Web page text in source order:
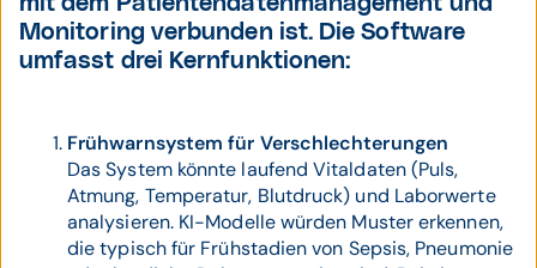
Monitoring verbunden ist. Die Software
umfasst drei Kernfunktionen:
Frühwarnsystem für Verschlechterungen
Das System könnte laufend Vitaldaten (Puls,
Atmung, Temperatur, Blutdruck) und Laborwerte
analysieren. KI-Modelle würden Muster erkennen,
die typisch für Frühstadien von Sepsis, Pneumonie